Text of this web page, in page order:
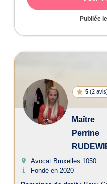
médiations), en défendant
détermination.
mettre en œuvre lesPubliée le
5 (2 avis
Maître
Perrine
Avocat Bruxelles 1050
Fondé en 2020